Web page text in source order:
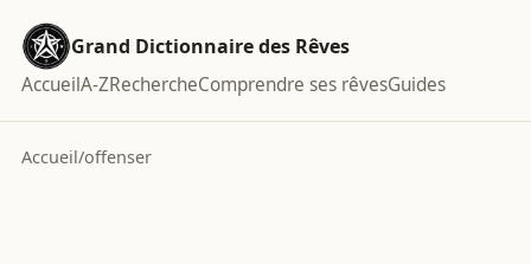
Grand Dictionnaire des Rêves
AccueilA-ZRechercheComprendre ses rêvesGuides
Accueil/offenser